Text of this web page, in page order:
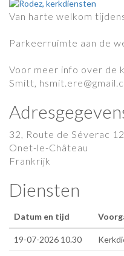
Van harte welkom
Parkeerruimte aan de
Voor meer info over de
Smitt,
32, Route de Séverac
Onet-le-Château
Frankrijk
Diensten
Datum en tijd
19-07-2026 10.30